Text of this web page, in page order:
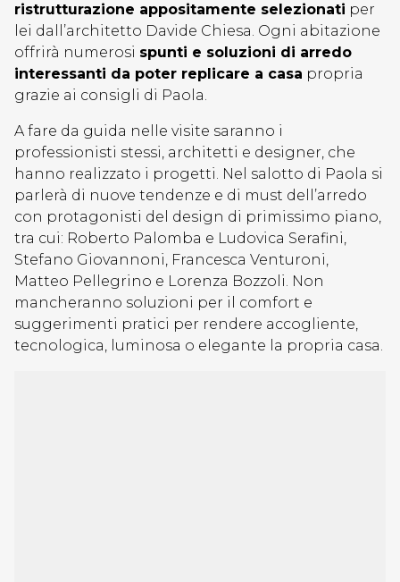
ristrutturazione appositamente selezionati per
lei dall’architetto Davide Chiesa. Ogni abitazione
offrirà numerosi spunti e soluzioni di arredo
interessanti da poter replicare a casa propria
grazie ai consigli di Paola.
A fare da guida nelle visite saranno i
professionisti stessi, architetti e designer, che
hanno realizzato i progetti. Nel salotto di Paola si
parlerà di nuove tendenze e di must dell’arredo
con protagonisti del design di primissimo piano,
tra cui: Roberto Palomba e Ludovica Serafini,
Stefano Giovannoni, Francesca Venturoni,
Matteo Pellegrino e Lorenza Bozzoli. Non
mancheranno soluzioni per il comfort e
suggerimenti pratici per rendere accogliente,
tecnologica, luminosa o elegante la propria casa.